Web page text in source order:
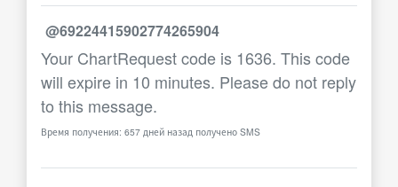
@69224415902774265904
Your ChartRequest code is 1636. This code
will expire in 10 minutes. Please do not reply
to this message.
Время получения: 657 дней назад получено SMS